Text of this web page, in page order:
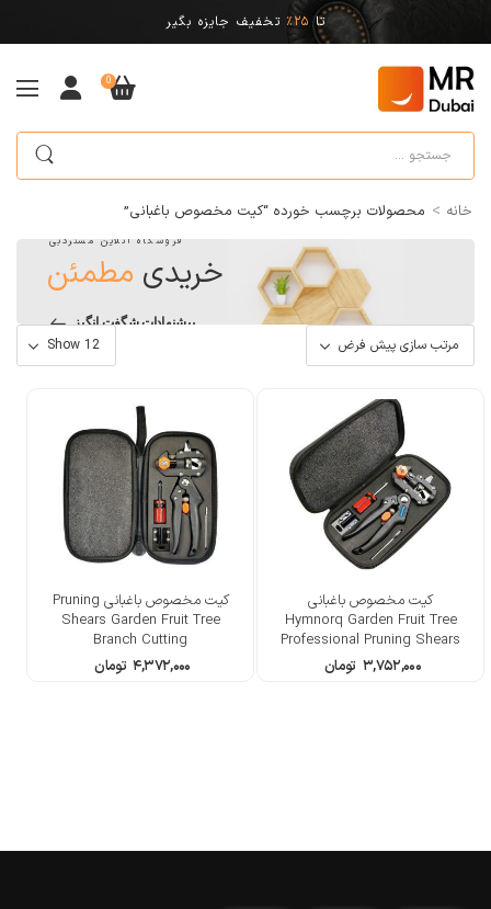
تا 25% تخفیف جایزه بگیر
0
خانه > محصولات برچسب خورده “کیت مخصوص باغبانی”
فروشگاه آنلاین مستردبی
خریدی مطمئن
پیشنهادات شگفت انگیز
کیت مخصوص باغبانی
Hymnorq Garden Fruit Tree
Professional Pruning Shears
۳,۷۵۲,۰۰۰ تومان
کیت مخصوص باغبانی Pruning
Shears Garden Fruit Tree
Branch Cutting
۴,۳۷۲,۰۰۰ تومان